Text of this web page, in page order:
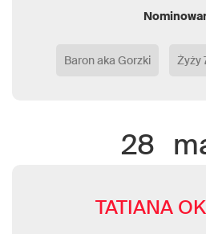
Baron aka Gorzki Żyży
28
TATIANA